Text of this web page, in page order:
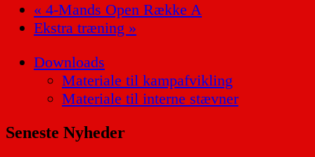
« 4-Mands Open Række A
Ekstra træning »
Downloads
Materiale til kampafvikling
Materiale til interne stævner
Seneste Nyheder